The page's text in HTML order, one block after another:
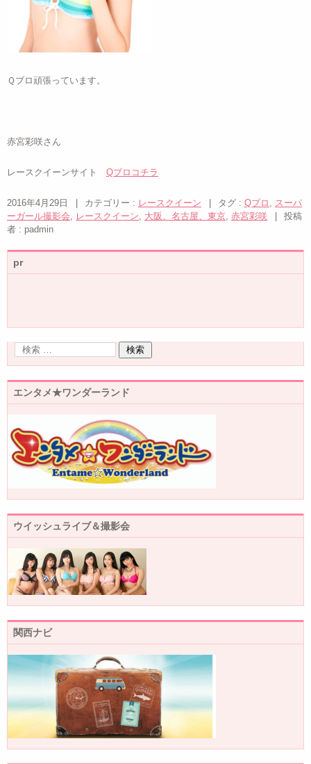
Ｑブロ頑張っています。
赤宮彩咲さん
レースクイーンサイト Qブロコチラ
2016年4月29日 カテゴリー : レースクイーン タグ : Qブロ , スーパ
ーガール撮影会, レースクイーン, 大阪、名古屋、東京, 赤宮彩咲
投稿
者 : padmin
pr
エンタメ★ワンダーランド
ウイッシュライブ＆撮影会
関西ナビ